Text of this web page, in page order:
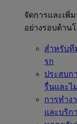
จัดการและเพิ่
อย่างรอบด้าน
สำหรับที
รุก
ประสบก
รื่นและไ
การทำง
และบริก